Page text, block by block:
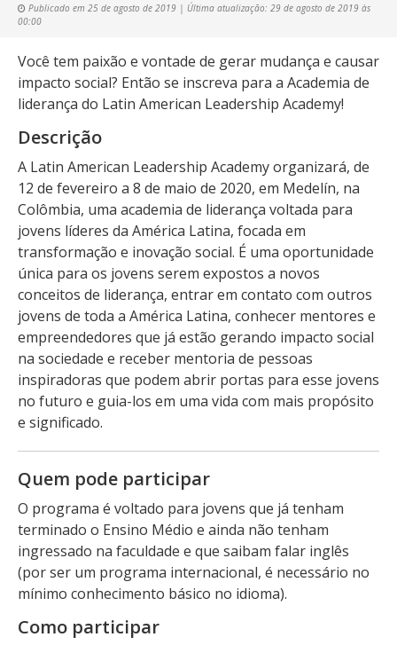
Publicado em 25 de agosto de 2019 | Última atualização: 29 de agosto de 2019 às
00:00
Você tem paixão e vontade de gerar mudança e causar
impacto social? Então se inscreva para a Academia de
liderança do Latin American Leadership Academy!
Descrição
A Latin American Leadership Academy organizará, de
12 de fevereiro a 8 de maio de 2020, em Medelín, na
Colômbia, uma academia de liderança voltada para
jovens líderes da América Latina, focada em
transformação e inovação social. É uma oportunidade
única para os jovens serem expostos a novos
conceitos de liderança, entrar em contato com outros
jovens de toda a América Latina, conhecer mentores e
empreendedores que já estão gerando impacto social
na sociedade e receber mentoria de pessoas
inspiradoras que podem abrir portas para esse jovens
no futuro e guia-los em uma vida com mais propósito
e significado.
Quem pode participar
O programa é voltado para jovens que já tenham
terminado o Ensino Médio e ainda não tenham
ingressado na faculdade e que saibam falar inglês
(por ser um programa internacional, é necessário no
mínimo conhecimento básico no idioma).
Como participar